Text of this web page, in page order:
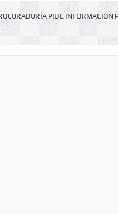
PIDE INFORMACIÓN